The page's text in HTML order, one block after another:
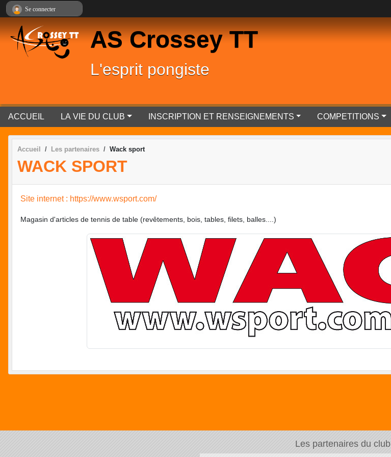
AS Crossey TT
L'esprit pongiste
ACCUEIL LA VIE DU CLUB INSCRIPTION ET RENSEIGNEMENTS COMPETITIONS
Accueil Les partenaires Wack sport
WACK SPORT
Site internet : https://www.wsport.com/
Magasin d'articles de tennis de table (revêtements, bois, tables, filets, balles....)
Les partenaires du club
Se connecter
Panneau de gestion des cookies